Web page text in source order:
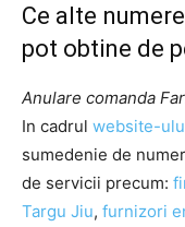
Ce alte
pot obtine de
Anulare comanda
In cadrul website-
sumedenie de
de servicii precum:
Targu Jiu, furnizori